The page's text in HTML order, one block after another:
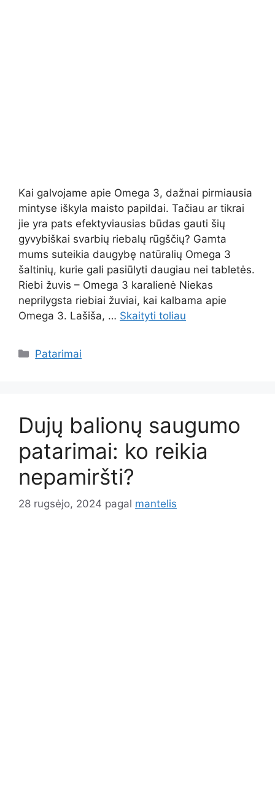
Kai galvojame apie Omega 3, dažnai pirmiausia
mintyse iškyla maisto papildai. Tačiau ar tikrai
jie yra pats efektyviausias būdas gauti šių
gyvybiškai svarbių riebalų rūgščių? Gamta
mums suteikia daugybę natūralių Omega 3
šaltinių, kurie gali pasiūlyti daugiau nei tabletės.
Riebi žuvis – Omega 3 karalienė Niekas
neprilygsta riebiai žuviai, kai kalbama apie
Omega 3. Lašiša, … Skaityti toliau
Kategorijos
Patarimai
Dujų balionų saugumo
patarimai: ko reikia
nepamiršti?
28 rugsėjo, 2024 pagal mantelis